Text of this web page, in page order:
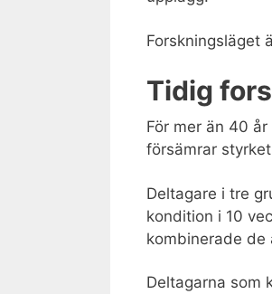
Forskningsläget
Tidig
För mer än 40
försämrar
Deltagare i tre
kondition i 10
kombinerade de
Deltagarna som